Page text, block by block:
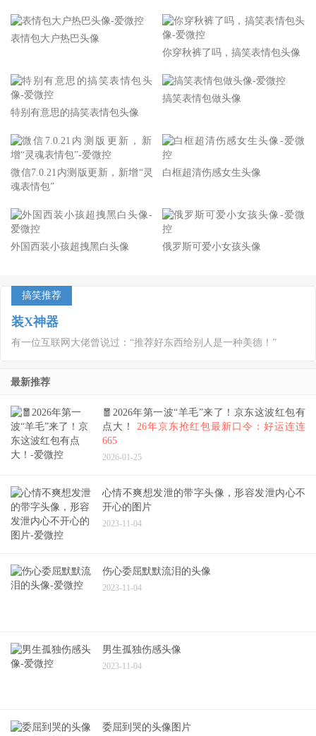
表情包大户热巴头像
你穿秋裤了吗，搞笑表情包头像
特别有意思的搞笑表情包头像
搞笑表情包做头像
微信7.0.21内测版更新，新增“灵
魂表情包”
白框超清伤感女生头像
外国西装小孩超拽黑白头像 俄罗斯可爱小女孩头像
搞笑推荐
装X神器
有一位互联网大佬曾说过：“推荐好东西给别人是一种美德！”
最新推荐
🧧2026年第一波“羊毛”来了！京东这波红包有
点大！ 26年京东抢红包最新口令：好运连连
665
2026-01-25
心情不爽想发泄的带字头像，形容发泄内心不
开心的图片
2023-11-04
伤心委屈默默流泪的头像
2023-11-04
男生孤独伤感头像
2023-11-04
委屈到哭的头像图片